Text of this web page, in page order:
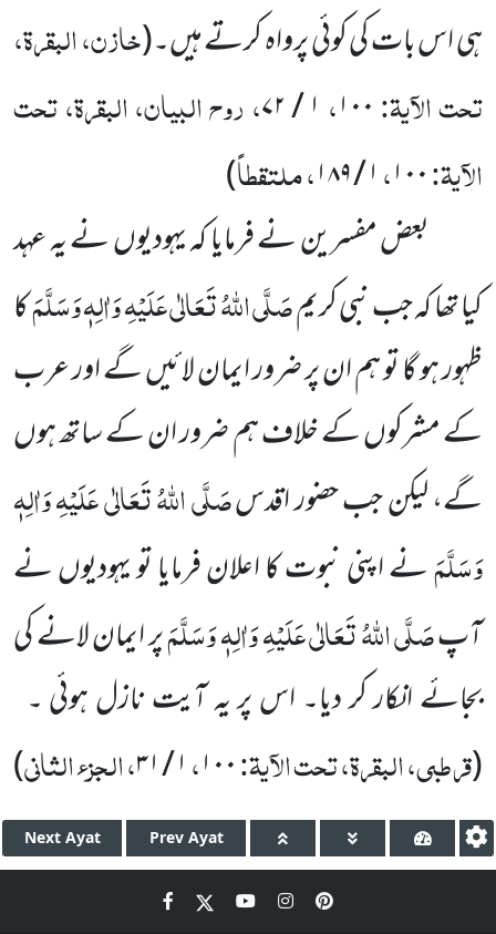
ہی اس بات کی کوئی پرواہ کرتے ہیں۔(خازن، البقرۃ،
تحت الآیۃ:۱۰۰، ۱ / ۷۲
، روح البیان، البقرۃ، تحت
الآیۃ:۱۰۰،۱ / ۱۸۹ ، ملتقطاً)
بعض مفسرین نے فرمایا کہ یہودیوں نے یہ عہد
کیا تھا کہ جب نبی کریمصَلَّی اللہُ تَعَالٰی عَلَیْہِ وَاٰلِہٖ وَسَلَّمَکا
ظہور ہو گا تو ہم ان پر ضرور ایمان لائیں گے اور عرب
کے مشرکوں کے خلاف ہم ضرور ان کے ساتھ ہوں
گے، لیکن جب حضور اقدسصَلَّی اللہُ تَعَالٰی عَلَیْہِ وَاٰلِہٖ
وَسَلَّمَنے اپنی نبوت کا اعلان فرمایا تو یہودیوں نے
آپصَلَّی اللہُ تَعَالٰی عَلَیْہِ وَاٰلِہٖ وَسَلَّمَپر ایمان لانے کی
بجائے انکار کر دیا۔ اس پر یہ آیت نازل ہوئی ۔
(قرطبی، البقرۃ، تحت الآیۃ:۱۰۰،۱ / ۳۱ ، الجزء الثانی)
Next Ayat Prev Ayat